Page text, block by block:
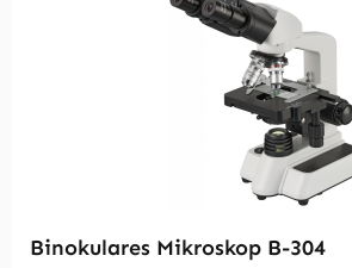
Binokulares Mikroskop B-304